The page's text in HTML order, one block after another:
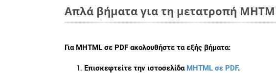
Απλά βήματα για τη μετατροπή
Για MHTML σε PDF ακολουθήστε τα εξής βήματα:
Επισκεφτείτε την ιστοσελίδα MHTML σε PDF.